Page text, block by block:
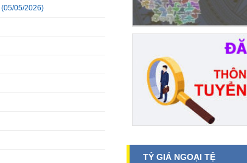
(05/05/2026)
TỶ GIÁ NGOẠI TỆ